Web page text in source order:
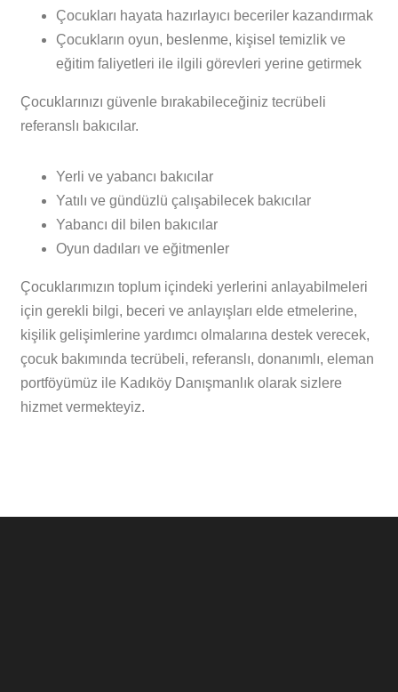
Çocukları hayata hazırlayıcı beceriler kazandırmak
Çocukların oyun, beslenme, kişisel temizlik ve
eğitim faliyetleri ile ilgili görevleri yerine getirmek
Çocuklarınızı güvenle bırakabileceğiniz tecrübeli
referanslı bakıcılar.
Yerli ve yabancı bakıcılar
Yatılı ve gündüzlü çalışabilecek bakıcılar
Yabancı dil bilen bakıcılar
Oyun dadıları ve eğitmenler
Çocuklarımızın toplum içindeki yerlerini anlayabilmeleri
için gerekli bilgi, beceri ve anlayışları elde etmelerine,
kişilik gelişimlerine yardımcı olmalarına destek verecek,
çocuk bakımında tecrübeli, referanslı, donanımlı, eleman
portföyümüz ile Kadıköy Danışmanlık olarak sizlere
hizmet vermekteyiz.